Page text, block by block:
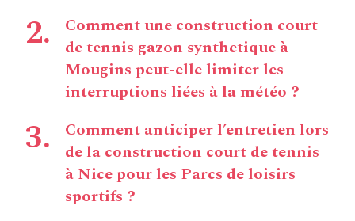
Comment une construction court
de tennis gazon synthetique à
Mougins peut-elle limiter les
interruptions liées à la météo ?
Comment anticiper l’entretien lors
de la construction court de tennis
à Nice pour les Parcs de loisirs
sportifs ?